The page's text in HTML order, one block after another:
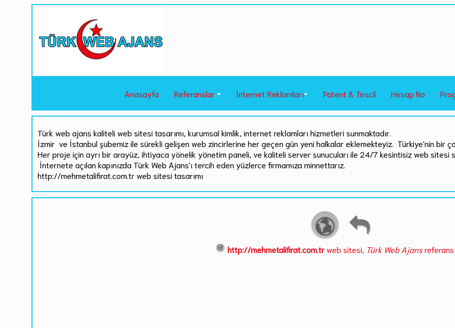
Anasayfa Referanslar İnternet Reklamları Patent & Tescil Hesap No
Türk web ajans kaliteli web sitesi tasarımı, kurumsal kimlik, internet reklamları hizmetleri sunmaktadır.
İzmir ve İstanbul şubemiz ile sürekli gelişen web zincirlerine her geçen gün yeni halkalar eklemekteyiz. Türkiye'nin bir
Her proje için ayrı bir arayüz, ihtiyaca yönelik yönetim paneli, ve kaliteli server sunucuları ile 24/7 kesintisiz web sitesi
İnternete açılan kapınızda Türk Web Ajans'ı tercih eden yüzlerce firmamıza minnettarız.
http://mehmetalifirat.com.tr web sitesi tasarımı
http://mehmetalifirat.com.trweb sitesi, Türk Web Ajans